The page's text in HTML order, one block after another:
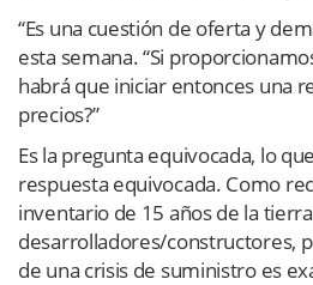
“Es una cuestión de oferta y
esta semana. “Si
habrá que iniciar entonces una
precios?”
Es la pregunta equivocada, lo
respuesta equivocada. Como
inventario de 15 años de la
desarrolladores/constructores,
de una crisis de suministro es